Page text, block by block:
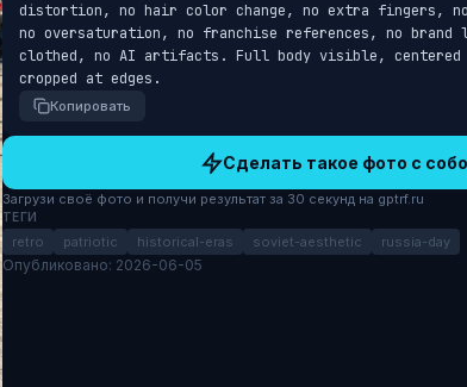
distortion, no hair color change, no extra fingers,
no oversaturation, no franchise references, no
clothed, no AI artifacts. Full body visible, centered
cropped at edges.
Копировать
Сделать такое фото с
Загрузи своё фото и получи результат за 30 секунд на gptrf.ru
ТЕГИ
retro patriotic historical-eras soviet-aesthetic russia-day
Опубликовано: 2026-06-05